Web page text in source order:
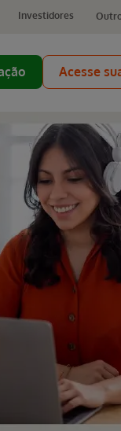
Investidores
Acesse